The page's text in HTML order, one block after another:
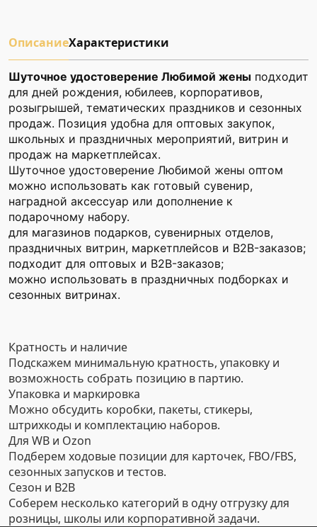
ОписаниеХарактеристики
Шуточное удостоверение Любимой жены подходит
для дней рождения, юбилеев, корпоративов,
розыгрышей, тематических праздников и сезонных
продаж. Позиция удобна для оптовых закупок,
школьных и праздничных мероприятий, витрин и
продаж на маркетплейсах.
Шуточное удостоверение Любимой жены оптом
можно использовать как готовый сувенир,
наградной аксессуар или дополнение к
подарочному набору.
для магазинов подарков, сувенирных отделов,
праздничных витрин, маркетплейсов и B2B-заказов;
подходит для оптовых и B2B-заказов;
можно использовать в праздничных подборках и
сезонных витринах.
Кратность и наличие
Подскажем минимальную кратность, упаковку и
возможность собрать позицию в партию.
Упаковка и маркировка
Можно обсудить коробки, пакеты, стикеры,
штрихкоды и комплектацию наборов.
Для WB и Ozon
Подберем ходовые позиции для карточек, FBO/FBS,
сезонных запусков и тестов.
Сезон и B2B
Соберем несколько категорий в одну отгрузку для
розницы, школы или корпоративной задачи.